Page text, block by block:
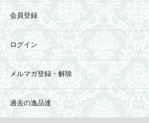
会員登録
ログイン
メルマガ登録・解除
過去の逸品達